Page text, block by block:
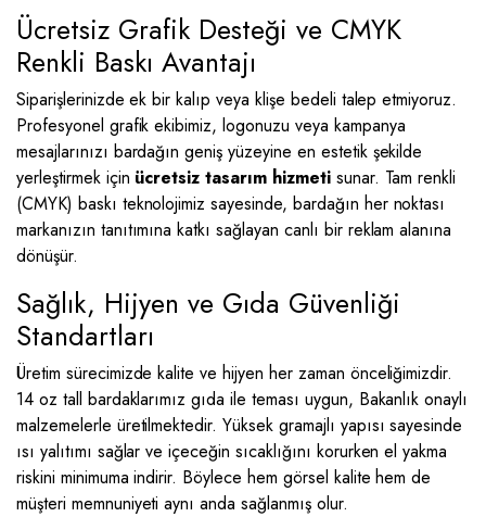
Ücretsiz Grafik Desteği ve CMYK
Renkli Baskı Avantajı
Siparişlerinizde ek bir kalıp veya klişe bedeli talep etmiyoruz.
Profesyonel grafik ekibimiz, logonuzu veya kampanya
mesajlarınızı bardağın geniş yüzeyine en estetik şekilde
yerleştirmek için ücretsiz tasarım hizmetisunar. Tam renkli
(CMYK) baskı teknolojimiz sayesinde, bardağın her noktası
markanızın tanıtımına katkı sağlayan canlı bir reklam alanına
dönüşür.
Sağlık, Hijyen ve Gıda Güvenliği
Standartları
Üretim sürecimizde kalite ve hijyen her zaman önceliğimizdir.
14 oz tall bardaklarımız gıda ile teması uygun, Bakanlık onaylı
malzemelerle üretilmektedir. Yüksek gramajlı yapısı sayesinde
ısı yalıtımı sağlar ve içeceğin sıcaklığını korurken el yakma
riskini minimuma indirir. Böylece hem görsel kalite hem de
müşteri memnuniyeti aynı anda sağlanmış olur.